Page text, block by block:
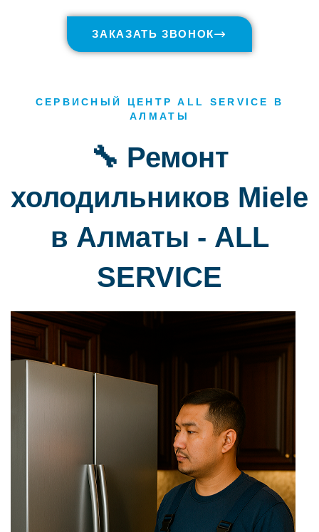
ЗАКАЗАТЬ ЗВОНОК
СЕРВИСНЫЙ ЦЕНТР ALL SERVICE В
АЛМАТЫ
🔧 Ремонт
холодильников Miele
в Алматы - ALL
SERVICE